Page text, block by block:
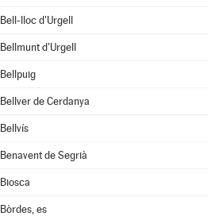
Bell-lloc d'Urgell
Bellmunt d'Urgell
Bellpuig
Bellver de Cerdanya
Bellvís
Benavent de Segrià
Biosca
Bòrdes, es